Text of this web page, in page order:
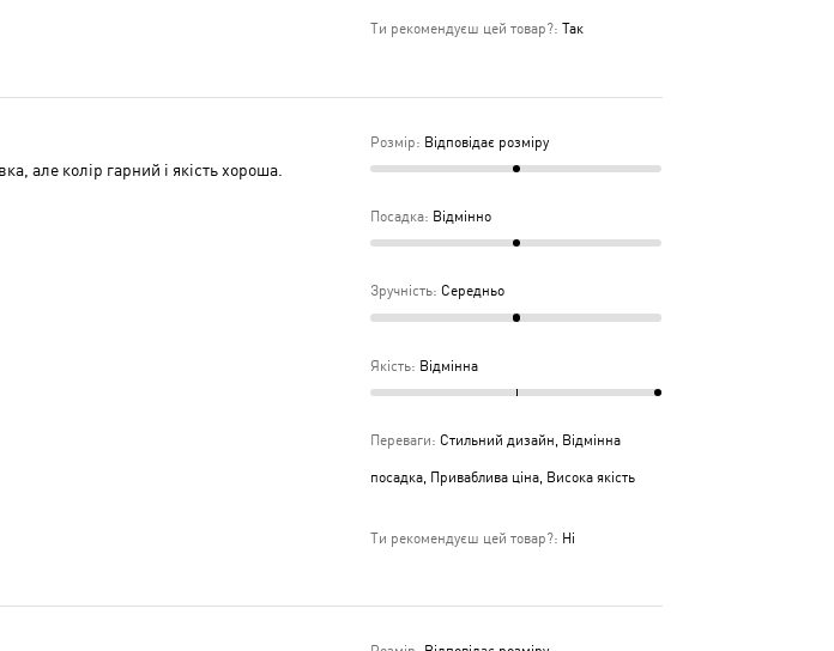
Ти рекомендуєш цей товар?: Так
але колір гарний і якість хороша.
Розмір: Відповідає розміру
Посадка: Відмінно
Зручність: Середньо
Якість: Відмінна
Переваги: Стильний дизайн, Відмінна
посадка, Приваблива ціна, Висока якість
Ти рекомендуєш цей товар?: Ні